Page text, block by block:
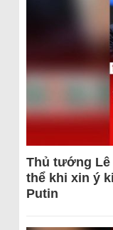
Thủ tướng Lê
thể khi xin ý
Putin